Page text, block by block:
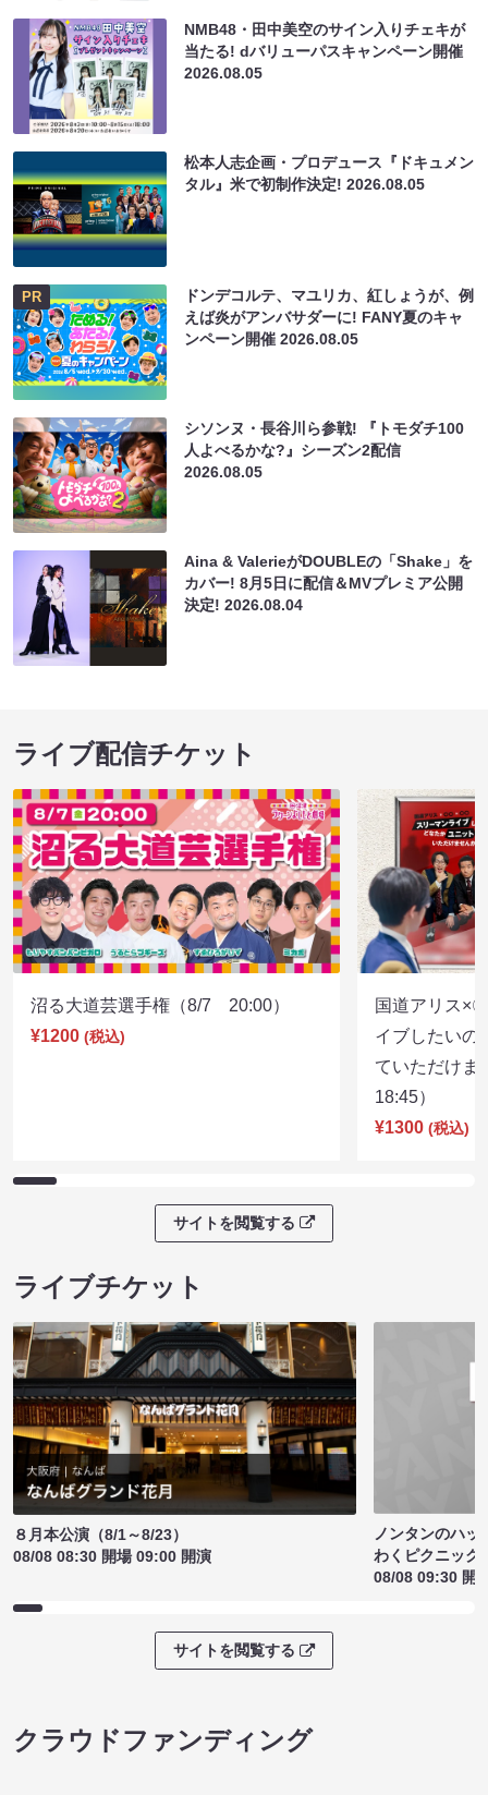
NMB48・田中美空のサイン入りチェキが
当たる! dバリューパスキャンペーン開催
2026.08.05
松本人志企画・プロデュース『ドキュメン
タル』米で初制作決定!2026.08.05
PR
ドンデコルテ、マユリカ、紅しょうが、例
えば炎がアンバサダーに! FANY夏のキャ
ンペーン開催2026.08.05
シソンヌ・長谷川ら参戦! 『トモダチ100
人よべるかな?』シーズン2配信
2026.08.05
Aina & ValerieがDOUBLEの「Shake」を
カバー! 8月5日に配信＆MVプレミア公開
決定!2026.08.04
ライブ配信チケット
沼る大道芸選手権（8/7 20:00）
¥1200 (税込)
国道アリス×
イブしたいの
ていただけ
18:45）
¥1300 (税込)
サイトを閲覧する
ライブチケット
８月本公演（8/1～8/23）
08/08 08:30 開場 09:00 開演
ノンタンのハッ
わくピクニック
08/08 09:30 開
サイトを閲覧する
クラウドファンディング